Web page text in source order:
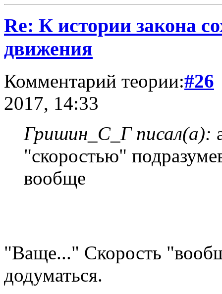
Re: К истории закона
движения
Комментарий теории:#26
2017, 14:33
Гришин_С_Г писал(а):
"скоростью"
вообще
"Ваще..." Скорость
додуматься.